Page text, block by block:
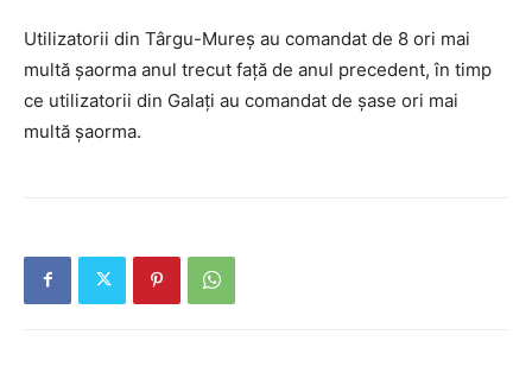
Utilizatorii din Târgu-Mureș au comandat de 8 ori mai
multă șaorma anul trecut față de anul precedent, în timp
ce utilizatorii din Galați au comandat de șase ori mai
multă șaorma.